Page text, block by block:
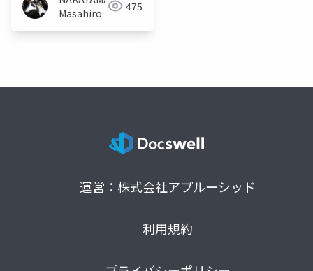
Masahiro
475
運営：株式会社アプルーシッド
利用規約